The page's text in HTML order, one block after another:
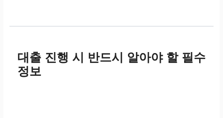
대출 진행 시 반드시 알아야 할 필수
정보